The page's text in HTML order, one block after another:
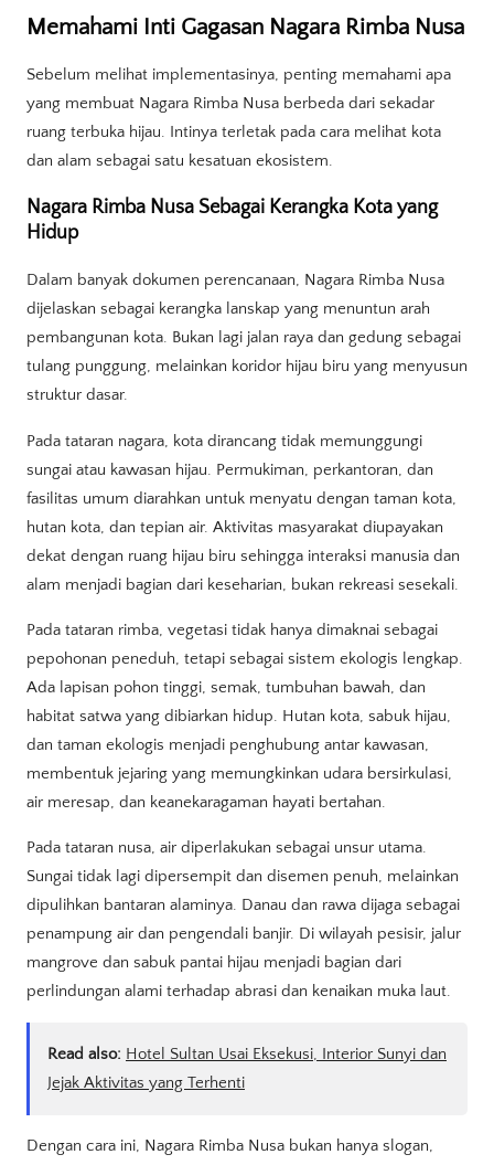
Memahami Inti Gagasan Nagara Rimba Nusa
Sebelum melihat implementasinya, penting memahami apa
yang membuat Nagara Rimba Nusa berbeda dari sekadar
ruang terbuka hijau. Intinya terletak pada cara melihat kota
dan alam sebagai satu kesatuan ekosistem.
Nagara Rimba Nusa Sebagai Kerangka Kota yang
Hidup
Dalam banyak dokumen perencanaan, Nagara Rimba Nusa
dijelaskan sebagai kerangka lanskap yang menuntun arah
pembangunan kota. Bukan lagi jalan raya dan gedung sebagai
tulang punggung, melainkan koridor hijau biru yang menyusun
struktur dasar.
Pada tataran nagara, kota dirancang tidak memunggungi
sungai atau kawasan hijau. Permukiman, perkantoran, dan
fasilitas umum diarahkan untuk menyatu dengan taman kota,
hutan kota, dan tepian air. Aktivitas masyarakat diupayakan
dekat dengan ruang hijau biru sehingga interaksi manusia dan
alam menjadi bagian dari keseharian, bukan rekreasi sesekali.
Pada tataran rimba, vegetasi tidak hanya dimaknai sebagai
pepohonan peneduh, tetapi sebagai sistem ekologis lengkap.
Ada lapisan pohon tinggi, semak, tumbuhan bawah, dan
habitat satwa yang dibiarkan hidup. Hutan kota, sabuk hijau,
dan taman ekologis menjadi penghubung antar kawasan,
membentuk jejaring yang memungkinkan udara bersirkulasi,
air meresap, dan keanekaragaman hayati bertahan.
Pada tataran nusa, air diperlakukan sebagai unsur utama.
Sungai tidak lagi dipersempit dan disemen penuh, melainkan
dipulihkan bantaran alaminya. Danau dan rawa dijaga sebagai
penampung air dan pengendali banjir. Di wilayah pesisir, jalur
mangrove dan sabuk pantai hijau menjadi bagian dari
perlindungan alami terhadap abrasi dan kenaikan muka laut.
Read also: Hotel Sultan Usai Eksekusi, Interior Sunyi dan
Jejak Aktivitas yang Terhenti
Dengan cara ini, Nagara Rimba Nusa bukan hanya slogan,